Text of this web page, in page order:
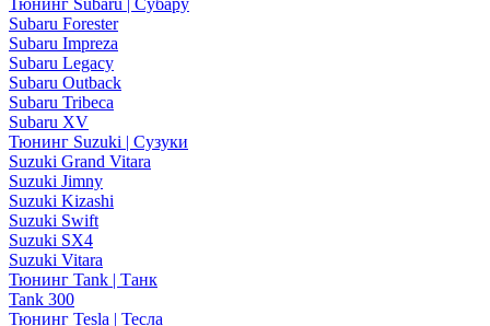
Тюнинг Subaru | Субару
Subaru Forester
Subaru Impreza
Subaru Legacy
Subaru Outback
Subaru Tribeca
Subaru XV
Тюнинг Suzuki | Сузуки
Suzuki Grand Vitara
Suzuki Jimny
Suzuki Kizashi
Suzuki Swift
Suzuki SX4
Suzuki Vitara
Тюнинг Tank | Танк
Tank 300
Тюнинг Tesla | Тесла